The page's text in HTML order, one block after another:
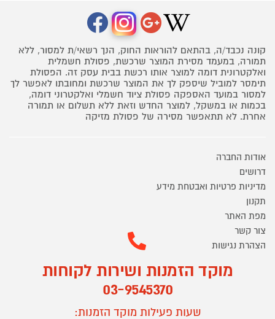
קונה נכבד/ה, בהתאם להוראות החוק, הנך רשאי/ת למסור, ללא
תמורה, במעמד מסירת המוצר שרכשת, פסולת חשמלית
ואלקטרונית דומה למוצר אותו רכשת בבית עסק זה. הפסולת
תימסר למוביל שיספק לך את המוצר שרכשת ומחובתו לאפשר לך
למסור במועד האספקה פסולת ציוד חשמלי ואלקטרוני דומה,
בכמות או במשקל, למוצר החדש וזאת ללא תשלום או תמורה
אחרת. לא תתאפשר מסירה של פסולת מזיקה
אודות החברה
דרושים
מדיניות פרטיות ואבטחת מידע
תקנון
מפת האתר
צור קשר
הצהרת נגישות
מוקד הזמנות ושירות לקוחות
03-9545370
שעות פעילות מוקד הזמנות: